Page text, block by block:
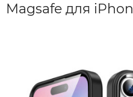
Magsafe для